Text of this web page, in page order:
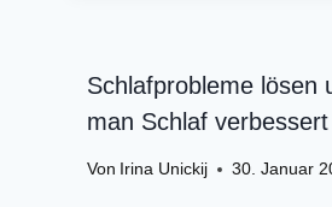
Schlafprobleme lösen
man Schlaf verbessert
Von Irina Unickij 30. Januar